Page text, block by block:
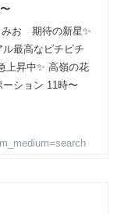
お 期待の新星✨
最高なピチピチ
昇中✨ 高嶺の花
ーション 11時〜